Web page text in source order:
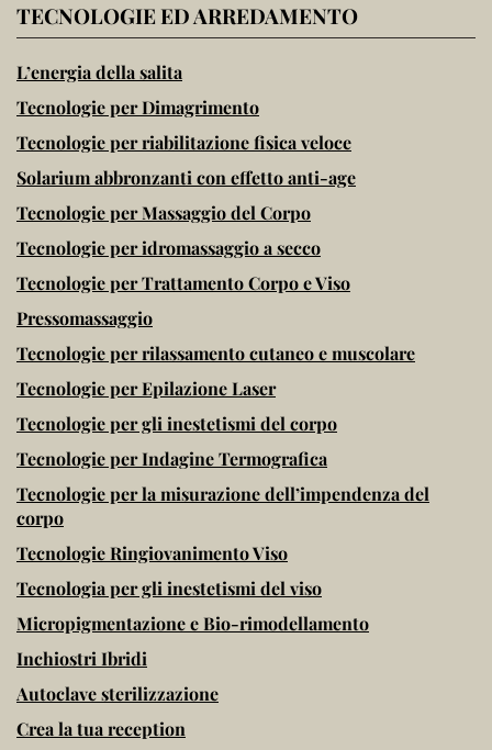
TECNOLOGIE ED ARREDAMENTO
L’energia della salita
Tecnologie per Dimagrimento
Tecnologie per riabilitazione fisica veloce
Solarium abbronzanti con effetto anti-age
Tecnologie per Massaggio del Corpo
Tecnologie per idromassaggio a secco
Tecnologie per Trattamento Corpo e Viso
Pressomassaggio
Tecnologie per rilassamento cutaneo e muscolare
Tecnologie per Epilazione Laser
Tecnologie per gli inestetismi del corpo
Tecnologie per Indagine Termografica
Tecnologie per la misurazione dell’impendenza del
corpo
Tecnologie Ringiovanimento Viso
Tecnologia per gli inestetismi del viso
Micropigmentazione e Bio-rimodellamento
Inchiostri Ibridi
Autoclave sterilizzazione
Crea la tua reception